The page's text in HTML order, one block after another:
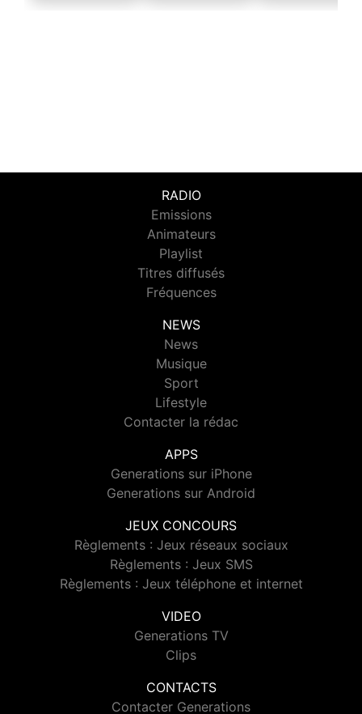
RADIO
Emissions
Animateurs
Playlist
Titres diffusés
Fréquences
NEWS
News
Musique
Sport
Lifestyle
Contacter la rédac
APPS
Generations sur iPhone
Generations sur Android
JEUX CONCOURS
Règlements : Jeux réseaux sociaux
Règlements : Jeux SMS
Règlements : Jeux téléphone et internet
VIDEO
Generations TV
Clips
CONTACTS
Contacter Generations